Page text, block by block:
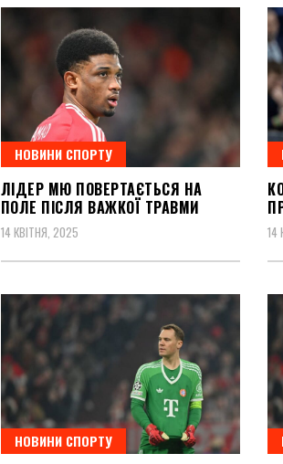
НОВИНИ СПОРТУ
ЛІДЕР МЮ ПОВЕРТАЄТЬСЯ НА
ПОЛЕ ПІСЛЯ ВАЖКОЇ ТРАВМИ
14 КВІТНЯ, 2025 14
НОВИНИ СПОРТУ